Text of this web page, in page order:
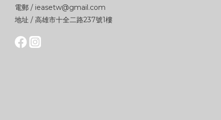
電郵 / ieasetw@gmail.com
地址 / 高雄市十全二路237號1樓